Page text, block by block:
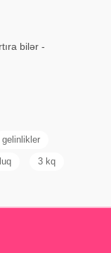
bilər -
gelinlikler
3 kq